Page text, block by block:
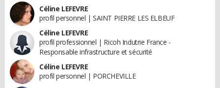
Céline LEFEVRE
profil personnel | SAINT PIERRE LES ELBEUF
Céline LEFEVRE
profil professionnel | Ricoh Indutrie France -
Responsable infrastructure et sécurité
Céline LEFEVRE
profil personnel | PORCHEVILLE